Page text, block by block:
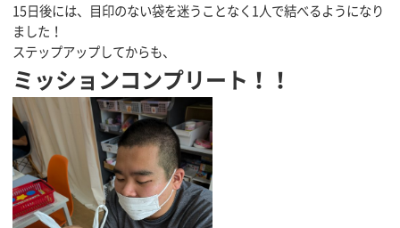
15日後には、目印のない袋を迷うことなく1人で結べるようになり
ました！
ステップアップしてからも、
ミッションコンプリート！！